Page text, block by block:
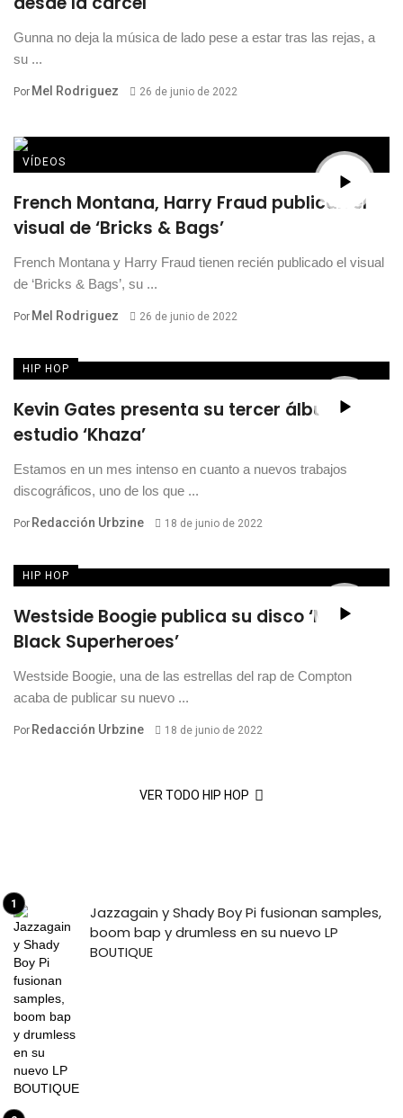
Gunna no deja la música de lado pese a estar tras las rejas, a
su ...
Por Mel Rodriguez 26 de junio de 2022
VÍDEOS
French Montana, Harry Fraud publican el
visual de ‘Bricks & Bags’
French Montana y Harry Fraud tienen recién publicado el visual
de ‘Bricks & Bags’, su ...
Por Mel Rodriguez 26 de junio de 2022
HIP HOP
Kevin Gates presenta su tercer álbum de
estudio ‘Khaza’
Estamos en un mes intenso en cuanto a nuevos trabajos
discográficos, uno de los que ...
Por Redacción Urbzine 18 de junio de 2022
HIP HOP
Westside Boogie publica su disco ‘More
Black Superheroes’
Westside Boogie, una de las estrellas del rap de Compton
acaba de publicar su nuevo ...
Por Redacción Urbzine 18 de junio de 2022
VER TODO HIP HOP
Jazzagain y Shady Boy Pi fusionan samples,
boom bap y drumless en su nuevo LP
BOUTIQUE